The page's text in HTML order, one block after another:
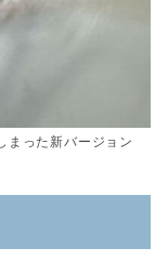
まった新バージョン